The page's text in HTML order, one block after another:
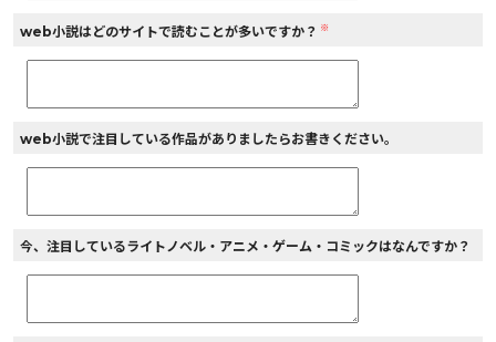
web小説はどのサイトで読むことが多いですか？ ※
web小説で注目している作品がありましたらお書きください。
今、注目しているライトノベル・アニメ・ゲーム・コミックはなんですか？